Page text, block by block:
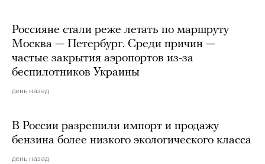
Россияне стали реже летать по маршруту
Москва — Петербург. Среди причин —
частые закрытия аэропортов из-за
беспилотников Украины
день назад
В России разрешили импорт и продажу
бензина более низкого экологического класса
день назад